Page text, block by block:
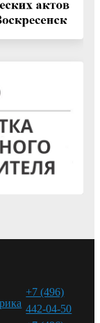
+7 (496)
442-04-50